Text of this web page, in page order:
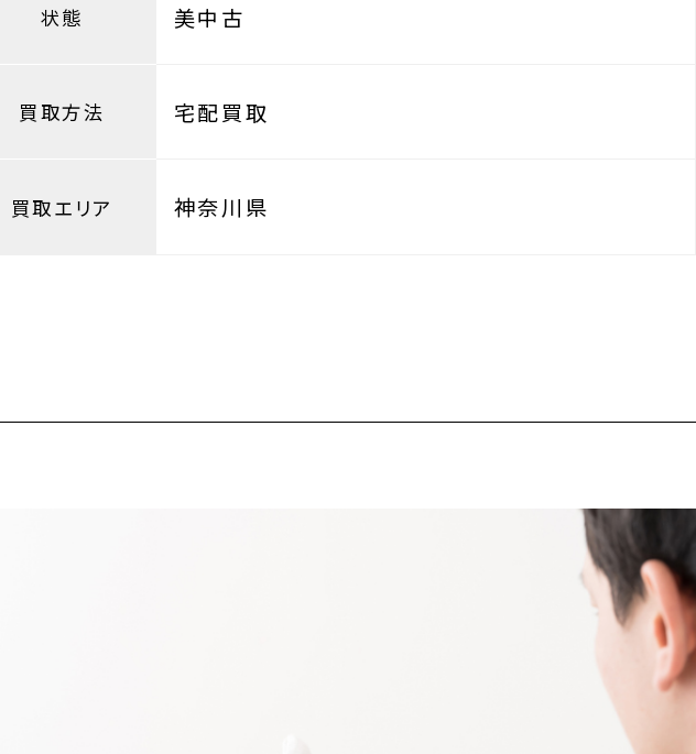
状態 美中古
買取方法 宅配買取
買取エリア 神奈川県